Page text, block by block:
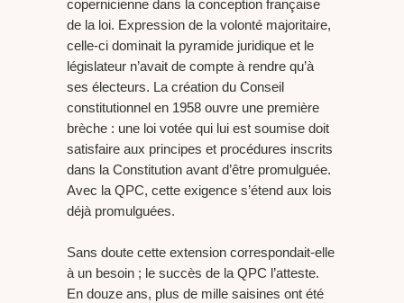
copernicienne dans la conception française
de la loi. Expression de la volonté majoritaire,
celle-ci dominait la pyramide juridique et le
législateur n’avait de compte à rendre qu’à
ses électeurs. La création du Conseil
constitutionnel en 1958 ouvre une première
brèche : une loi votée qui lui est soumise doit
satisfaire aux principes et procédures inscrits
dans la Constitution avant d’être promulguée.
Avec la QPC, cette exigence s’étend aux lois
déjà promulguées.
Sans doute cette extension correspondait-elle
à un besoin ; le succès de la QPC l’atteste.
En douze ans, plus de mille saisines ont été